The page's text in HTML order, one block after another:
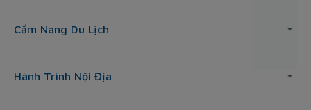
Cẩm Nang Du Lịch
Hành Trình Nội Địa